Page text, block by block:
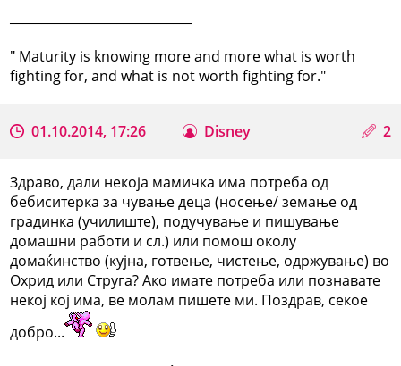
" Maturity is knowing more and more what is worth
fighting for, and what is not worth fighting for."
01.10.2014, 17:26 Disney 2
Здраво, дали некоја мамичка има потреба од
бебиситерка за чување деца (носење/ земање од
градинка (училиште), подучување и пишување
домашни работи и сл.) или помош околу
домаќинство (кујна, готвење, чистење, одржување) во
Охрид или Струга? Ако имате потреба или познавате
некој кој има, ве молам пишете ми. Поздрав, секое
добро...